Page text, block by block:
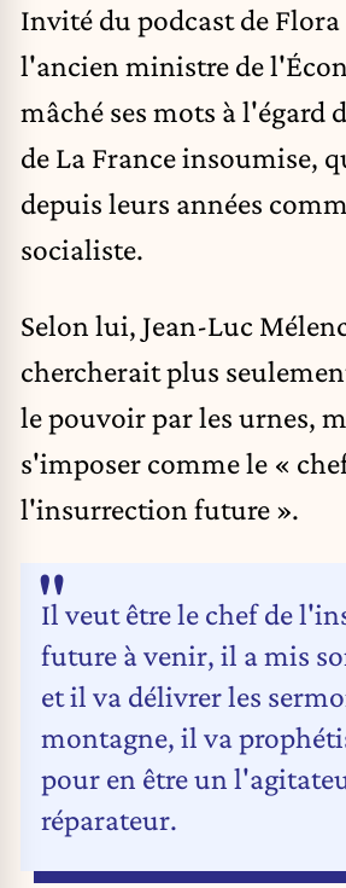
Invité du podcast de
l'ancien ministre de
mâché ses mots à l'égard
de La France insoumise,
depuis leurs années
socialiste.
Selon lui, Jean-Luc
chercherait plus
le pouvoir par les urnes,
s'imposer comme le «
l'insurrection future ».
Il veut être le chef de
future à venir, il a mis
et il va délivrer les
montagne, il va
pour en être un
réparateur.